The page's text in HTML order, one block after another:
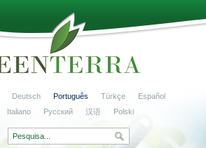
Deutsch Português Türkçe
Español
Italiano Русский 汉语 Polski